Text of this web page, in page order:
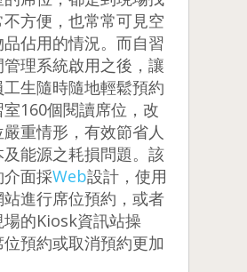
方便，也常常可見空
佔用的情況。而自習
理系統啟用之後，讓
生隨時隨地輕鬆預約
160個閱讀席位，改
重情形，有效節省人
能源之耗損問題。該
介面採Web設計，使用
進行席位預約，或者
的Kiosk資訊站操
預約或取消預約更加